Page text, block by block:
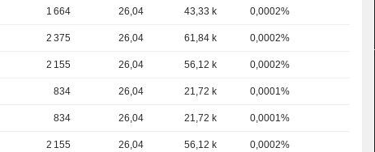
1 664 26,04 43,33 k 0,0002%
2 375 26,04 61,84 k 0,0002%
2 155 26,04 56,12 k 0,0002%
834 26,04 21,72 k 0,0001%
834 26,04 21,72 k 0,0001%
2 155 26,04 56,12 k 0,0002%